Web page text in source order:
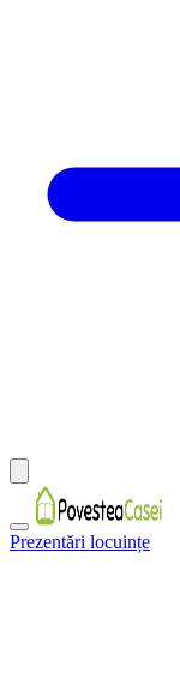
Prezentări locuințe